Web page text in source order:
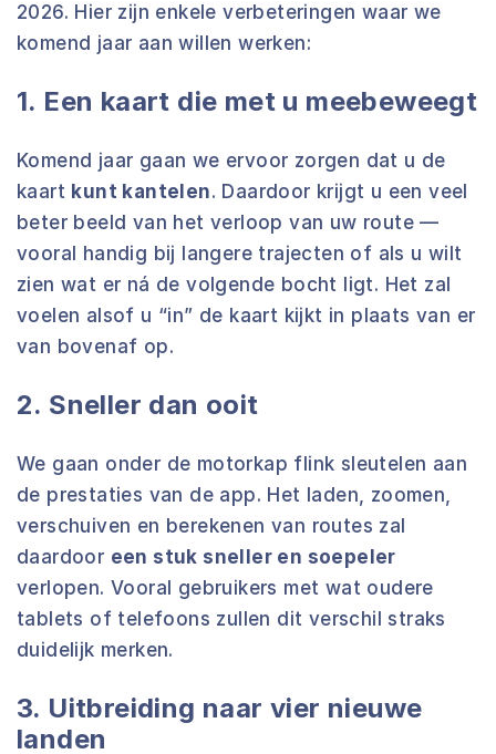
2026. Hier zijn enkele verbeteringen waar we
komend jaar aan willen werken:
1. Een kaart die met u meebeweegt
Komend jaar gaan we ervoor zorgen dat u de
kaart kunt kantelen. Daardoor krijgt u een veel
beter beeld van het verloop van uw route —
vooral handig bij langere trajecten of als u wilt
zien wat er ná de volgende bocht ligt. Het zal
voelen alsof u “in” de kaart kijkt in plaats van er
van bovenaf op.
2. Sneller dan ooit
We gaan onder de motorkap flink sleutelen aan
de prestaties van de app. Het laden, zoomen,
verschuiven en berekenen van routes zal
daardoor een stuk sneller en soepeler
verlopen. Vooral gebruikers met wat oudere
tablets of telefoons zullen dit verschil straks
duidelijk merken.
3. Uitbreiding naar vier nieuwe
landen